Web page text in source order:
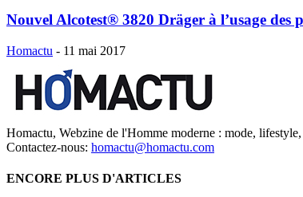
Nouvel Alcotest® 3820 Dräger à l’usage des
Homactu - 11 mai 2017
Homactu, Webzine de l'Homme moderne : mode,
Contactez-nous: homactu@homactu.com
ENCORE PLUS D'ARTICLES